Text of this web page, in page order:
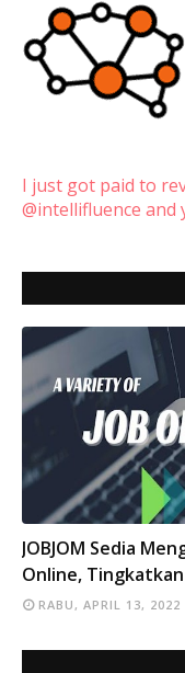
I just got paid to
@intellifluence and
INFO
JOBJOM Sedia
Online,
RABU, APRIL 13, 2022